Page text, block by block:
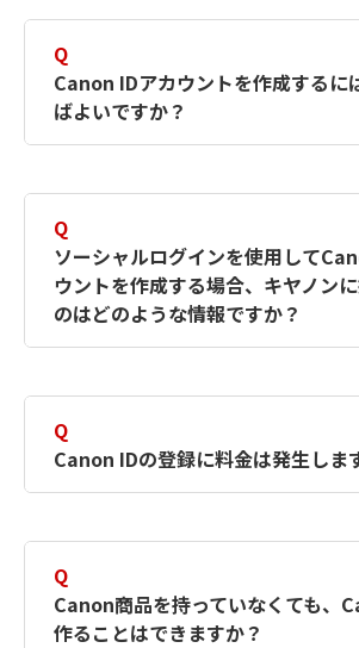
Q
Canon IDアカウントを作成するに
ばよいですか？
す。詳しい作成方法は【カメラ
何ですか？Canon IDの作成方
ださい。
Q
ソーシャルログインを使用して
ウントを作成する場合、キヤノン
のはどのような情報ですか？
択したサービスから取得します
簡単に作成できるように、この
Canon IDの登録フォームを入
Q
Canon IDの登録に料金は発生しま
Q
Canon商品を持っていなくても、
作ることはできますか？